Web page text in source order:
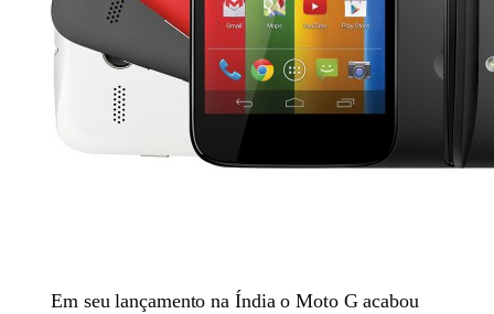
Em seu lançamento na Índia o Moto G acabou